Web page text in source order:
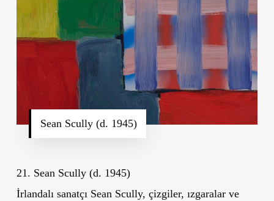
Sean Scully (d. 1945)
21. Sean Scully (d. 1945)
İrlandalı sanatçı Sean Scully, çizgiler, ızgaralar ve